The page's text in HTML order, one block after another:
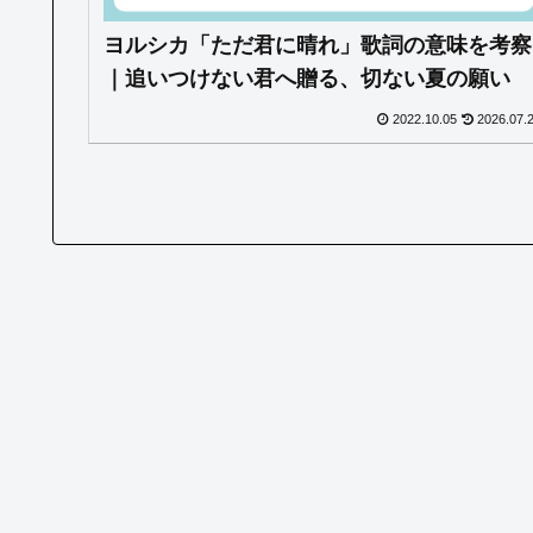
ヨルシカ「ただ君に晴れ」歌詞の意味を考察
｜追いつけない君へ贈る、切ない夏の願い
2022.10.05